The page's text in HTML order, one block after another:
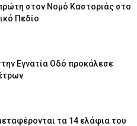
στον Νομό Καστοριάς στο
Πεδίο
Εγνατία Οδό προκάλεσε
τα 14 ελάφια του